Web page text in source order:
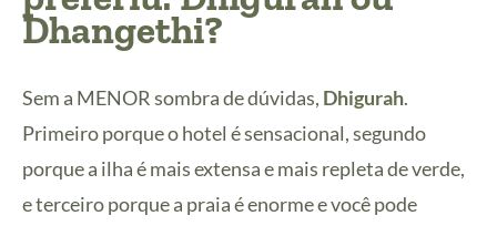
Dhangethi?
Sem a MENOR sombra de dúvidas, Dhigurah.
Primeiro porque o hotel é sensacional, segundo
porque a ilha é mais extensa e mais repleta de verde,
e terceiro porque a praia é enorme e você pode